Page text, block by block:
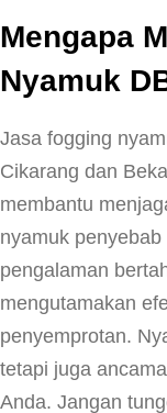
Mengapa
Nyamuk
Jasa fogging
Cikarang dan
membantu
nyamuk
pengalaman
mengutamakan
penyemprotan.
tetapi juga
Anda. Jangan